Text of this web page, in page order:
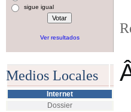
sigue igual
Ver resultados
Medios Locales
Internet
Dossier